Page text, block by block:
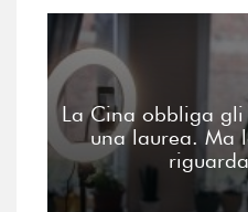
La Cina obbliga
una laurea. Ma